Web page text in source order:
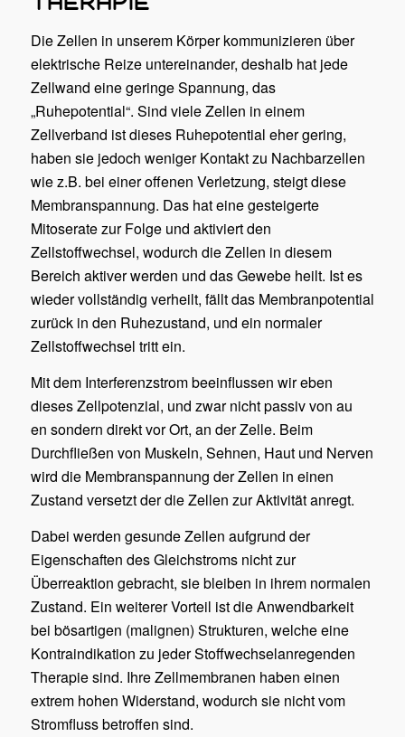
Die Zellen in unserem Körper kommunizieren über
elektrische Reize untereinander, deshalb hat jede
Zellwand eine geringe Spannung, das
„Ruhepotential“. Sind viele Zellen in einem
Zellverband ist dieses Ruhepotential eher gering,
haben sie jedoch weniger Kontakt zu Nachbarzellen
wie z.B. bei einer offenen Verletzung, steigt diese
Membranspannung. Das hat eine gesteigerte
Mitoserate zur Folge und aktiviert den
Zellstoffwechsel, wodurch die Zellen in diesem
Bereich aktiver werden und das Gewebe heilt. Ist es
wieder vollständig verheilt, fällt das Membranpotential
zurück in den Ruhezustand, und ein normaler
Zellstoffwechsel tritt ein.
Mit dem Interferenzstrom beeinflussen wir eben
dieses Zellpotenzial, und zwar nicht passiv von au
en sondern direkt vor Ort, an der Zelle. Beim
Durchfließen von Muskeln, Sehnen, Haut und Nerven
wird die Membranspannung der Zellen in einen
Zustand versetzt der die Zellen zur Aktivität anregt.
Dabei werden gesunde Zellen aufgrund der
Eigenschaften des Gleichstroms nicht zur
Überreaktion gebracht, sie bleiben in ihrem normalen
Zustand. Ein weiterer Vorteil ist die Anwendbarkeit
bei bösartigen (malignen) Strukturen, welche eine
Kontraindikation zu jeder Stoffwechselanregenden
Therapie sind. Ihre Zellmembranen haben einen
extrem hohen Widerstand, wodurch sie nicht vom
Stromfluss betroffen sind.